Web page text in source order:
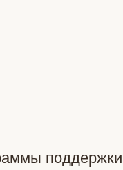
поддержки